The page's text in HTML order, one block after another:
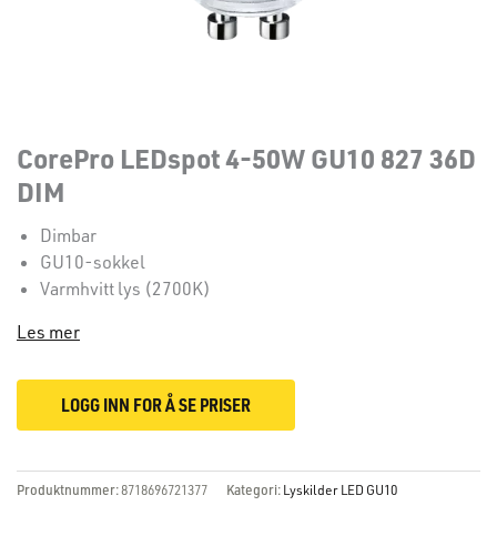
CorePro LEDspot 4-50W GU10 827 36D
DIM
Dimbar
GU10-sokkel
Varmhvitt lys (2700K)
Les mer
LOGG INN FOR Å SE PRISER
Produktnummer:8718696721377 Kategori: Lyskilder LED GU10